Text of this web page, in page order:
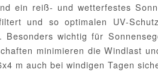
ein reiß- und wetterfestes
und so optimalen UV-
wichtig für
minimieren die Windlast
m auch bei windigen Tagen